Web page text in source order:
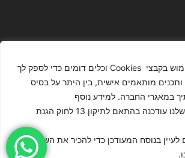
באתר זה נעשה שימוש בקבצי Cookies וכלים דומים כדי לספק לך
ותכנים מותאמים אישית, בין היתר על בסיס
במאגרי החברה. למידע נוסף
מדיניות הפרטיות שלנו עודכנה בהתאם לתיקון 13 לחוק הגנת
בנוסח המעודכן כדי להכיר את השינויים
Presented On
This Website
Have Been
Digitally
MODELS
הזכויות שמורות
הפרטיות